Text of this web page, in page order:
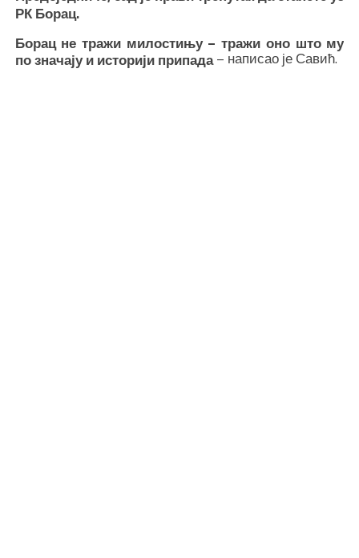
РК Борац.
Борац не тражи милостињу – тражи оно што му
по значају и историји припада– написао је Савић.